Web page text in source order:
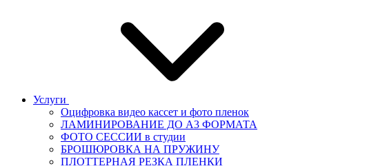
Услуги
Оцифровка видео кассет и фото пленок
ЛАМИНИРОВАНИЕ ДО А3 ФОРМАТА
ФОТО СЕССИИ в студии
БРОШЮРОВКА НА ПРУЖИНУ
ПЛОТТЕРНАЯ РЕЗКА ПЛЕНКИ